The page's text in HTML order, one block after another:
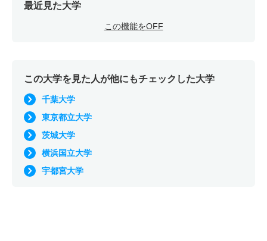
最近見た大学
この機能をOFF
この大学を見た人が他にもチェックした大学
千葉大学
東京都立大学
茨城大学
横浜国立大学
宇都宮大学